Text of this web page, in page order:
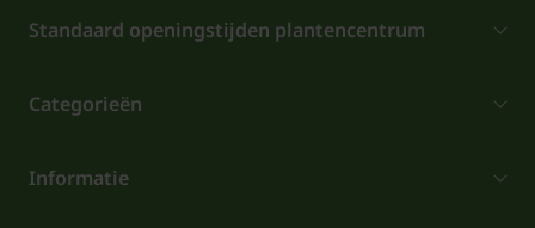
Standaard openingstijden plantencentrum
Categorieën
Informatie